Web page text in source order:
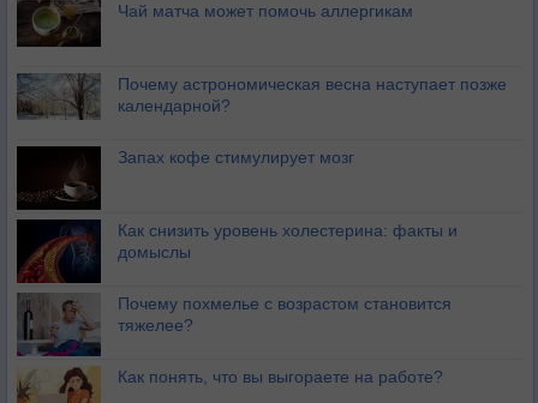
Чай матча может помочь аллергикам
Почему астрономическая весна наступает позже
календарной?
Запах кофе стимулирует мозг
Как снизить уровень холестерина: факты и
домыслы
Почему похмелье с возрастом становится
тяжелее?
Как понять, что вы выгораете на работе?